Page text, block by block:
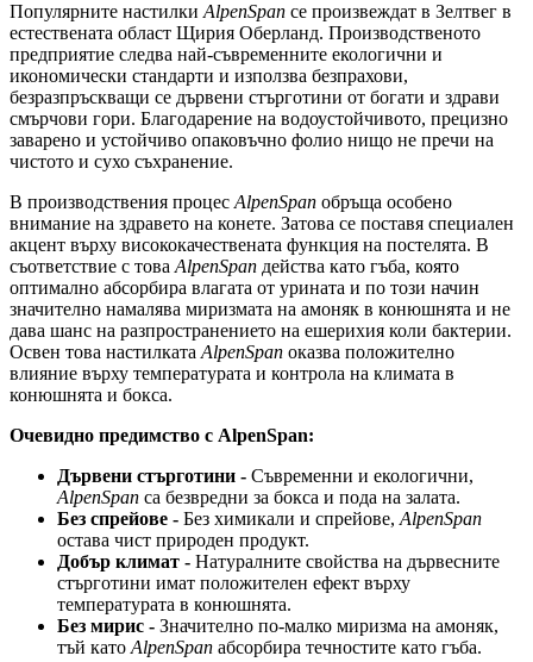
Популярните настилки AlpenSpan се произвеждат в Зелтвег в
естествената област Щирия Оберланд. Производственото
предприятие следва най-съвременните екологични и
икономически стандарти и използва безпрахови,
безразпръскващи се дървени стърготини от богати и здрави
смърчови гори. Благодарение на водоустойчивото, прецизно
заварено и устойчиво опаковъчно фолио нищо не пречи на
чистото и сухо съхранение.
В производствения процес AlpenSpan обръща особено
внимание на здравето на конете. Затова се поставя специален
акцент върху висококачествената функция на постелята. В
съответствие с това AlpenSpan действа като гъба, която
оптимално абсорбира влагата от урината и по този начин
значително намалява миризмата на амоняк в конюшнята и не
дава шанс на разпространението на ешерихия коли бактерии.
Освен това настилката AlpenSpan оказва положително
влияние върху температурата и контрола на климата в
конюшнята и бокса.
Очевидно предимство с AlpenSpan:
Дървени стърготини - Съвременни и екологични,
AlpenSpan са безвредни за бокса и пода на залата.
Без спрейове - Без химикали и спрейове, AlpenSpan
остава чист природен продукт.
Добър климат - Натуралните свойства на дървесните
стърготини имат положителен ефект върху
температурата в конюшнята.
Без мирис - Значително по-малко миризма на амоняк,
тъй като AlpenSpan абсорбира течностите като гъба.